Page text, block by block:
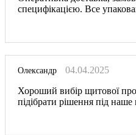
специфікацією. Все
Олександр
04.04.2025
Хороший вибір щитової
підібрати рішення під